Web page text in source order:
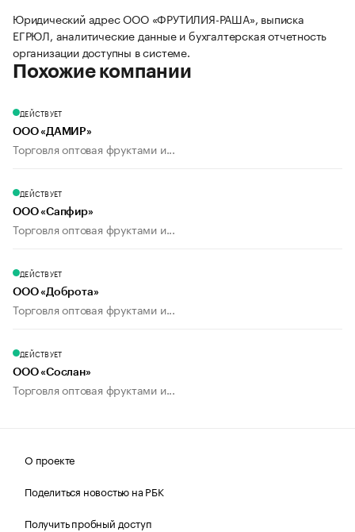
Юридический адрес ООО «ФРУТИЛИЯ-РАША», выписка
ЕГРЮЛ, аналитические данные и бухгалтерская отчетность
организации доступны в системе.
Похожие компании
ДЕЙСТВУЕТ
ООО «ДАМИР»
Торговля оптовая фруктами и...
ДЕЙСТВУЕТ
ООО «Сапфир»
Торговля оптовая фруктами и...
ДЕЙСТВУЕТ
ООО «Доброта»
Торговля оптовая фруктами и...
ДЕЙСТВУЕТ
ООО «Сослан»
Торговля оптовая фруктами и...
О проекте
Поделиться новостью на РБК
Получить пробный доступ